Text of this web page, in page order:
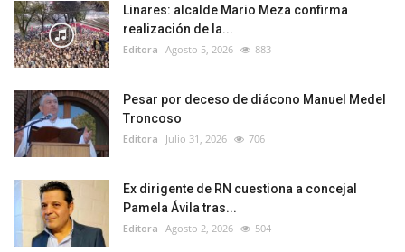
Linares: alcalde Mario Meza confirma
realización de la...
Editora Agosto 5, 2026 883
Pesar por deceso de diácono Manuel Medel
Troncoso
Editora Julio 31, 2026 706
Ex dirigente de RN cuestiona a concejal
Pamela Ávila tras...
Editora Agosto 2, 2026 504